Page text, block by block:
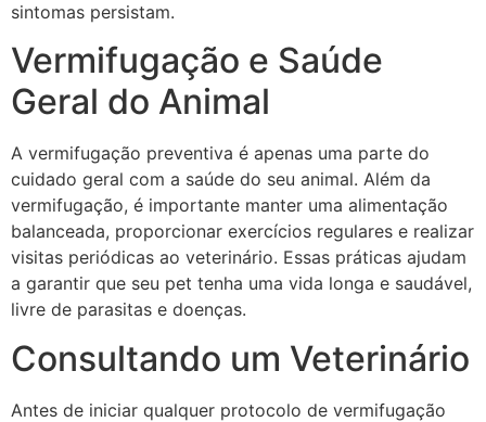
sintomas persistam.
Vermifugação e Saúde
Geral do Animal
A vermifugação preventiva é apenas uma parte do
cuidado geral com a saúde do seu animal. Além da
vermifugação, é importante manter uma alimentação
balanceada, proporcionar exercícios regulares e realizar
visitas periódicas ao veterinário. Essas práticas ajudam
a garantir que seu pet tenha uma vida longa e saudável,
livre de parasitas e doenças.
Consultando um Veterinário
Antes de iniciar qualquer protocolo de vermifugação